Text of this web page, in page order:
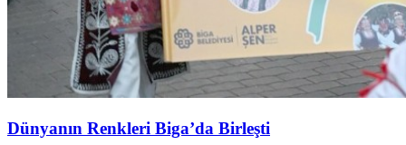
Dünyanın Renkleri Biga’da Birleşti